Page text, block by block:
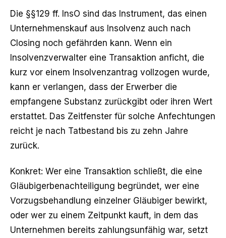
Die §§129 ff. InsO sind das Instrument, das einen
Unternehmenskauf aus Insolvenz auch nach
Closing noch gefährden kann. Wenn ein
Insolvenzverwalter eine Transaktion anficht, die
kurz vor einem Insolvenzantrag vollzogen wurde,
kann er verlangen, dass der Erwerber die
empfangene Substanz zurückgibt oder ihren Wert
erstattet. Das Zeitfenster für solche Anfechtungen
reicht je nach Tatbestand bis zu zehn Jahre
zurück.
Konkret: Wer eine Transaktion schließt, die eine
Gläubigerbenachteiligung begründet, wer eine
Vorzugsbehandlung einzelner Gläubiger bewirkt,
oder wer zu einem Zeitpunkt kauft, in dem das
Unternehmen bereits zahlungsunfähig war, setzt